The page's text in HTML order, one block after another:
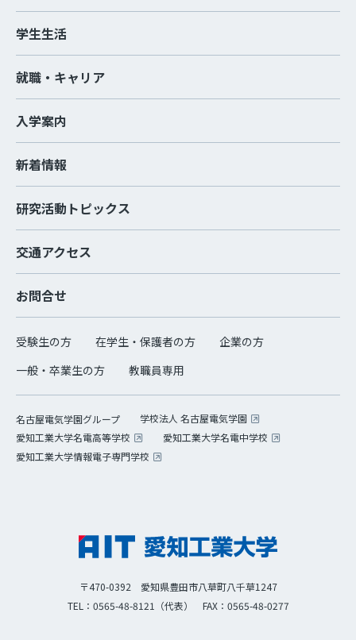
学生生活
就職・キャリア
入学案内
新着情報
研究活動トピックス
交通アクセス
お問合せ
受験生の方 在学生・保護者の方
企業の方
一般・卒業生の方
教職員専用
名古屋電気学園グループ
学校法人 名古屋電気学園
愛知工業大学名電高等学校
愛知工業大学名電中学校
愛知工業大学情報電子専門学校
〒470-0392 愛知県豊田市八草町八千草1247
TEL：0565-48-8121（代表）
FAX：0565-48-0277